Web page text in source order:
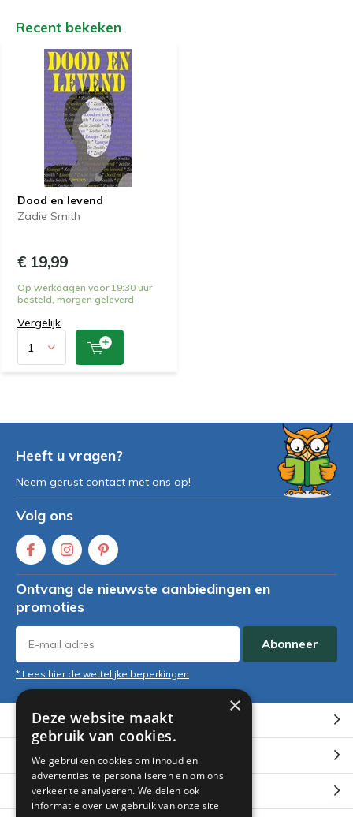
Recent bekeken
Dood en levend
Zadie Smith
€ 19,99
Op werkdagen voor 19:30 uur
besteld, morgen geleverd
Vergelijk
Heeft u vragen?
Neem gerust contact met ons op!
Volg ons
Ontvang de nieuwste aanbiedingen en
promoties
Abonneer
* Lees hier de wettelijke beperkingen
Klantenservice
Mijn account
Categorieën
×
Deze website maakt
gebruik van cookies.
We gebruiken cookies om inhoud en
advertenties te personaliseren en om ons
verkeer te analyseren. We delen ook
informatie over uw gebruik van onze site